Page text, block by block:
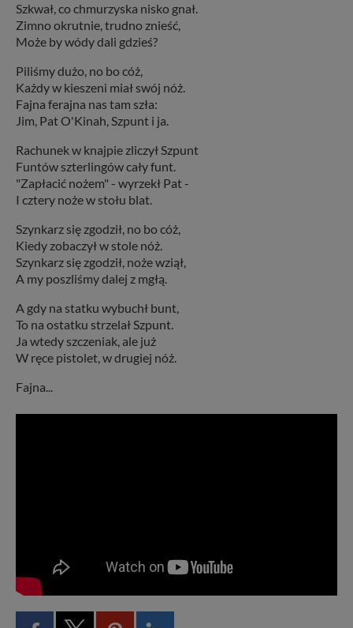
Szkwał, co chmurzyska nisko gnał.
Zimno okrutnie, trudno znieść,
Może by wódy dali gdzieś?
Piliśmy dużo, no bo cóż,
Każdy w kieszeni miał swój nóż.
Fajna ferajna nas tam szła:
Jim, Pat O'Kinah, Szpunt i ja.
Rachunek w knajpie zliczył Szpunt
Funtów szterlingów cały funt.
"Zapłacić nożem" - wyrzekł Pat -
I cztery noże w stołu blat.
Szynkarz się zgodził, no bo cóż,
Kiedy zobaczył w stole nóż.
Szynkarz się zgodził, noże wziął,
A my poszliśmy dalej z mgłą.
A gdy na statku wybuchł bunt,
To na ostatku strzelał Szpunt.
Ja wtedy szczeniak, ale już
W ręce pistolet, w drugiej nóż.
Fajna...